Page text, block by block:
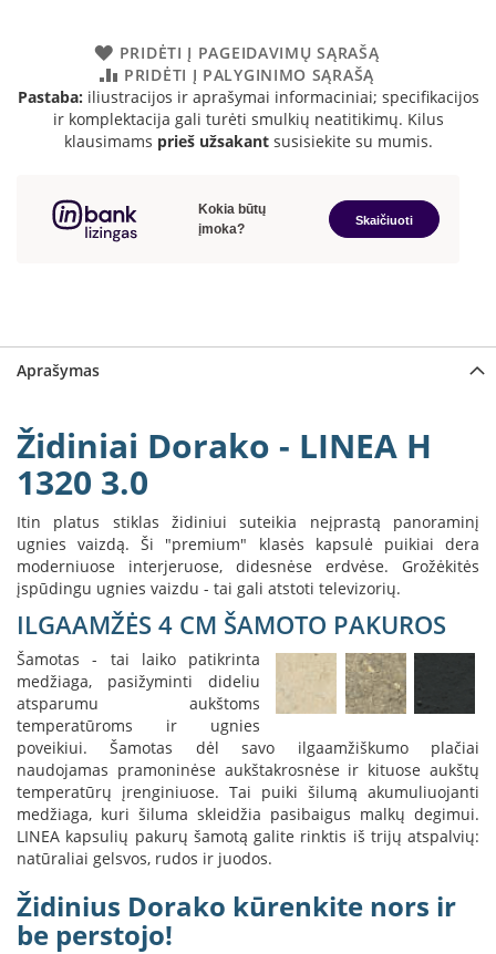
W
r
o
n
p
H
e
t
a
E
l
e
k
t
r
i
n
i
a
i
i
d
PRIDĖTI Į PAGEIDAVIMŲ SĄRAŠĄ
PRIDĖTI Į PALYGINIMO SĄRAŠĄ
Pastaba: iliustracijos ir aprašymai informaciniai; specifikacijos
ir komplektacija gali turėti smulkių neatitikimų. Kilus
klausimams prieš užsakantsusisiekite su mumis.
Aprašymas
Židiniai Dorako - LINEA H
1320 3.0
Itin platus stiklas židiniui suteikia neįprastą panoraminį
ugnies vaizdą. Ši "premium" klasės kapsulė puikiai dera
moderniuose interjeruose, didesnėse erdvėse. Grožėkitės
įspūdingu ugnies vaizdu - tai gali atstoti televizorių.
ILGAAMŽĖS 4 CM ŠAMOTO PAKUROS
Šamotas - tai laiko patikrinta
medžiaga, pasižyminti dideliu
atsparumu aukštoms
temperatūroms ir ugnies
poveikiui. Šamotas dėl savo ilgaamžiškumo plačiai
naudojamas pramoninėse aukštakrosnėse ir kituose aukštų
temperatūrų įrenginiuose. Tai puiki šilumą akumuliuojanti
medžiaga, kuri šiluma skleidžia pasibaigus malkų degimui.
LINEA kapsulių pakurų šamotą galite rinktis iš trijų atspalvių:
natūraliai gelsvos, rudos ir juodos.
Židinius Dorako kūrenkite nors ir
be perstojo!